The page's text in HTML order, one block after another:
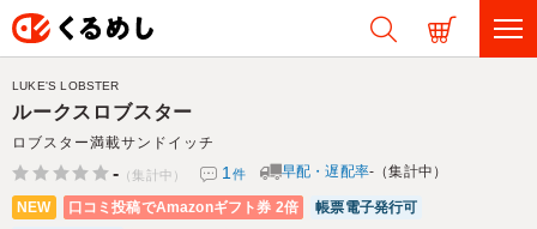
ルークスロブスター
ロブスター満載サンドイッチ
LUKE'S LOBSTER
- （集計中） 1 件 早配・遅配率-（集計中）
NEW 口コミ投稿でAmazonギフト券 2倍
帳票電子発行可